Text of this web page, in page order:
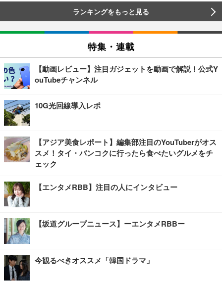
ランキングをもっと見る
特集・連載
【動画レビュー】注目ガジェットを動画で解説！公式Y
ouTubeチャンネル
10G光回線導入レポ
【アジア美食レポート】編集部注目のYouTuberがオス
スメ！タイ・バンコクに行ったら食べたいグルメをチ
ェック
【エンタメRBB】注目の人にインタビュー
【坂道グループニュース】ーエンタメRBBー
今観るべきオススメ「韓国ドラマ」